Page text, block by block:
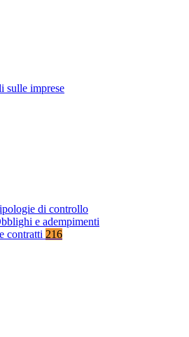
sulle imprese
di controllo
e adempimenti
contratti 216